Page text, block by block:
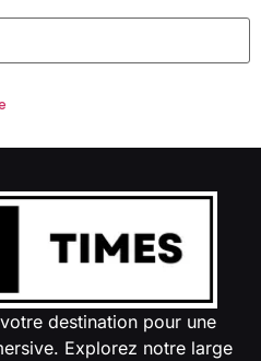
destination pour une
Explorez notre large